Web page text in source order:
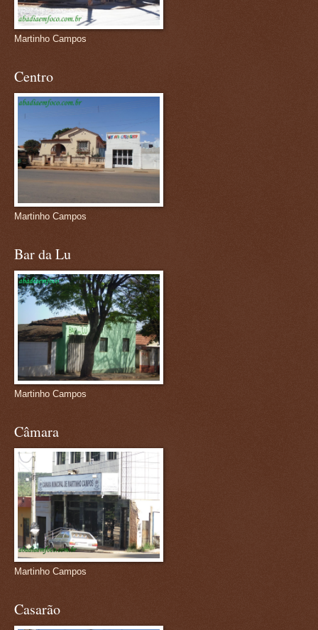
Martinho Campos
Centro
Martinho Campos
Bar da Lu
Martinho Campos
Câmara
Martinho Campos
Casarão